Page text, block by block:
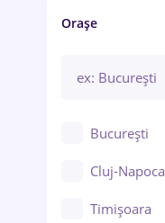
Orașe
București
Cluj-Napoca
Timișoara